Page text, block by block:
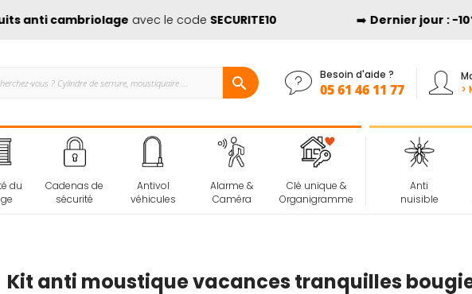
cambriolageavec le codeSECURITE10 Dernier jour : -10%
Besoin d'aide ?
05 61 46 11 77
>
du
Cadenas de
sécurité
Antivol
véhicules
Alarme &
Caméra
Clé unique &
Organigramme
Anti
nuisible
Kit anti moustique vacances tranquilles